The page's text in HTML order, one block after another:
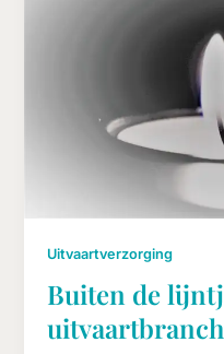
Uitvaartverzorging
Buiten de